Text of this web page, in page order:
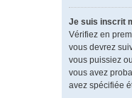
Je suis inscrit
Vérifiez en
vous devrez
vous puissiez
vous avez
avez spécifiée